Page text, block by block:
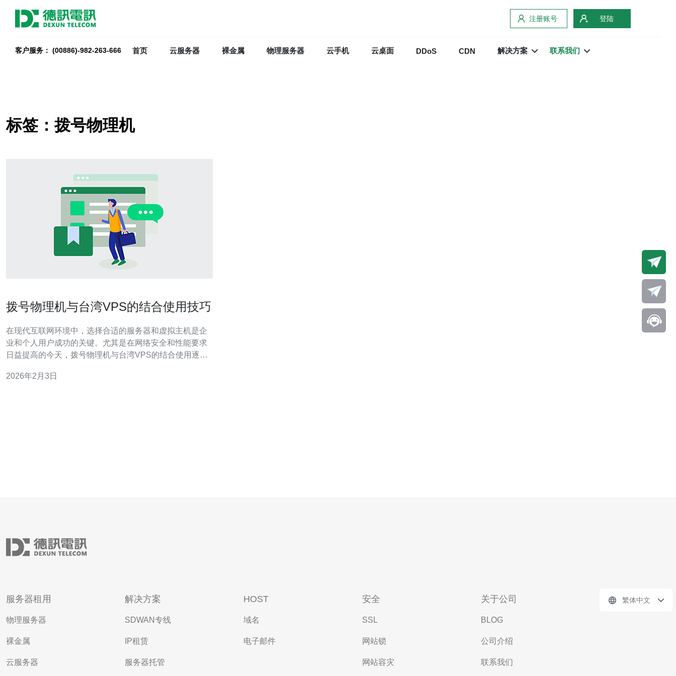
注册账号 登陆
客户服务： (00886)-982-263-666 首页 云服务器 裸金属 物理服务器 云手机 云桌面 DDoS CDN 解决方案 联系我们
标签：拨号物理机
拨号物理机与台湾VPS的结合使用技巧
在现代互联网环境中，选择合适的服务器和虚拟主机是企
业和个人用户成功的关键。尤其是在网络安全和性能要求
日益提高的今天，拨号物理机与台湾VPS的结合使用逐渐
帮助您优化网络资源，提升网站性能。 拨号物理机是指通
2026年2月3日
服务器租用
物理服务器
裸金属
云服务器
解决方案
SDWAN专线
IP租赁
服务器托管
HOST
域名
电子邮件
安全
SSL
网站锁
网站容灾
关于公司
BLOG
公司介绍
联系我们
繁体中文